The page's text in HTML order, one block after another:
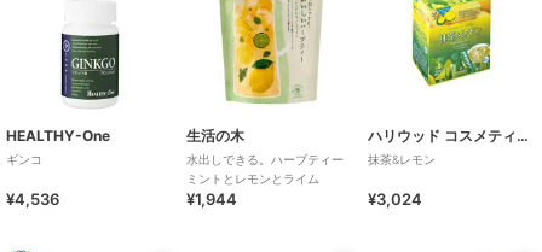
HEALTHY-One
ギンコ
¥4,536
生活の木
水出しできる。ハーブティー
ミントとレモンとライム
¥1,944
ハリウッド コスメティクス
抹茶&レモン
¥3,024